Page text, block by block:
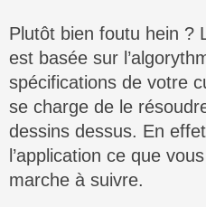
Plutôt bien foutu hein ?
est basée sur
spécifications de votre
se charge de le
dessins dessus. En
l’application ce que
marche à suivre.